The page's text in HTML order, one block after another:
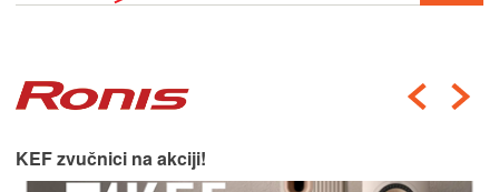
KEF zvučnici na akciji!